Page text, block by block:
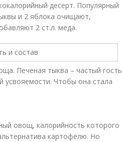
десерт. Популярный
и 2 яблока очищают,
2 ст.л. меда.
Печеная тыква – частый гость
усвояемости. Чтобы она стала
овощ, калорийность которого
картофелю. Но